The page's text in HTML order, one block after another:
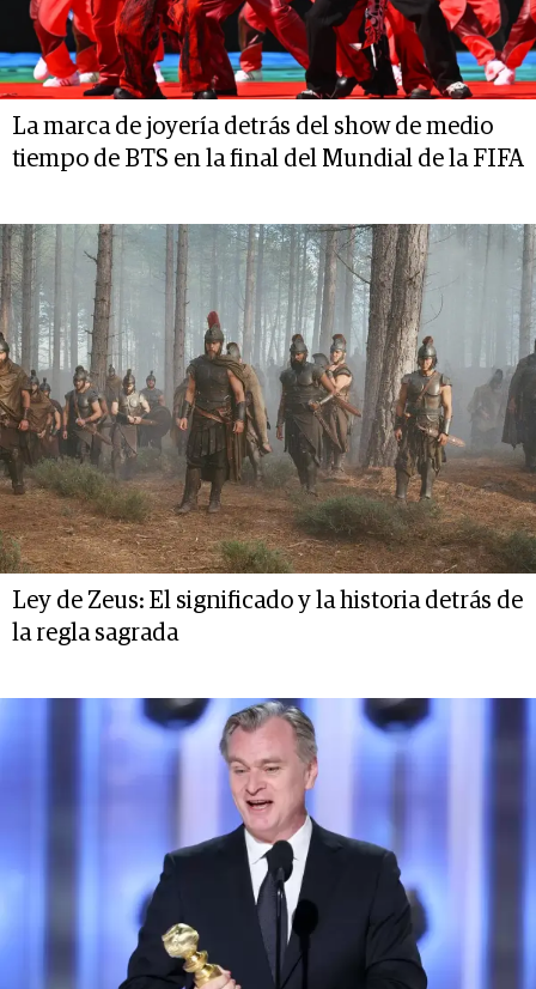
La marca de joyería detrás del show de medio
tiempo de BTS en la final del Mundial de la FIFA
Ley de Zeus: El significado y la historia detrás de
la regla sagrada